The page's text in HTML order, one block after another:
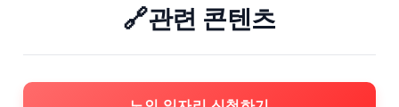
🔗관련 콘텐츠